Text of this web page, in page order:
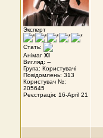
Эксперт
Стать:
Анімаг XI
Вигляд: --
Група: Користувачі
Повідомлень: 313
Користувач №:
205645
Реєстрація: 16-April 21